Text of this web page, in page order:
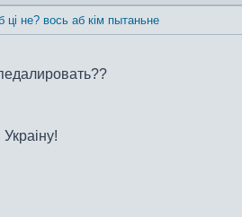
ці не? вось аб кім пытаньне